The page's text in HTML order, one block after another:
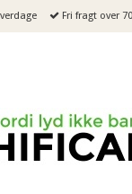
Fri fragt over